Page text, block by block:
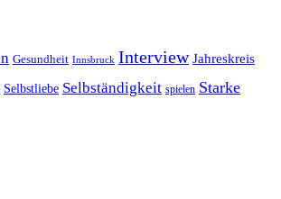
Gesundheit Innsbruck Interview Jahreskreis
Selbstliebe Selbständigkeit spielen Starke